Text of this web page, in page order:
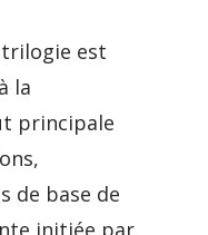
est
la
principale
de base de
initiée par